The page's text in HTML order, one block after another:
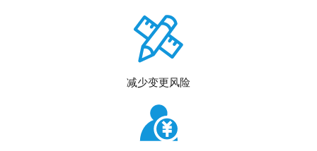
减少变更风险